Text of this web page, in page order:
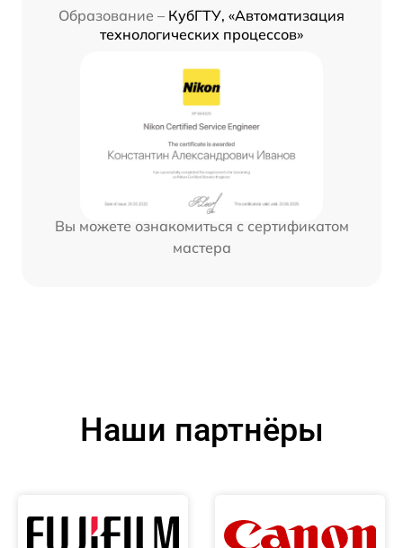
Образование – КубГТУ, «Автоматизация
технологических процессов»
Вы можете ознакомиться с сертификатом
мастера
Наши партнёры